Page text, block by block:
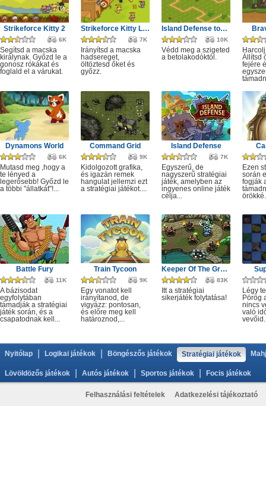
Strikeforce Kitty 2
6K
Segítsd a macska
királynak. Győzd le a
gonosz rókákat és
foglald el a várukat.
Strikeforce Kitty Last Stand
7K
Irányítsd a macska
hadsereget,
öltöztesd őket és
győzz.
Island Defense tower
10K
Védd meg a szigeted
a betolakodóktól.
Állítsd
fejére
Dynamons World
6K
Mutasd meg ,hogy a
te lényed a
legerősebb! Győzd le
a többi "állatkát"!...
Command Grid
9K
Kidolgozott grafika,
és igazán remek
hangulat jellemzi ezt
a stratégiai játékot....
Island Defense
7K
Egyszerű, de
nagyszerű stratégiai
játék, amelyben az
ingyenes online játék
célja...
Ezen
során
fogják
Battle Fury
11K
A bázisodat
egyfolytában
támadják a stratégiai
játék során, és a
csapatodnak kell...
Train Tycoon
9K
Egy vonatot kell
irányítanod, de
vigyázz: pontosan,
és előre meg kell
határoznod,...
Keeper Of The Grove 2
83K
Itt a stratégiai
sikerjáték folytatása!
Légy
Pörög
nincs
való
Nyitólap Logikai játékok Böngészős játékok Stratégiai játékok
Lövöldözős játékok Autós játékok Sportos játékok Focis játékok
Felhasználási feltételek Adatkezelési tájékoztató